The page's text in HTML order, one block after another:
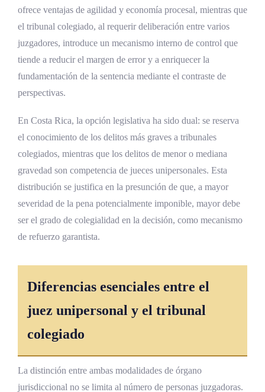
Criterios jurisprudenciales sobre protección
de víctimas y testigos
Impacto en el sistema de justicia penal
costarricense
La descongestión del sistema de justicia
Acceso a la justicia penal
Celeridad procesal y principio de oralidad
Calidad de las decisiones y control
jurisdiccional
Efectos sobre la víctima y el imputado
El papel del Ministerio Público
Análisis comparado de los tribunales
unipersonales en materia penal
derecho continental europeo
Lecciones del derecho comparado
ofrece ventajas de agilidad y economía procesal, mientras que
el tribunal colegiado, al requerir deliberación entre varios
juzgadores, introduce un mecanismo interno de control que
tiende a reducir el margen de error y a enriquecer la
fundamentación de la sentencia mediante el contraste de
perspectivas.
En Costa Rica, la opción legislativa ha sido dual: se reserva
el conocimiento de los delitos más graves a tribunales
colegiados, mientras que los delitos de menor o mediana
gravedad son competencia de jueces unipersonales. Esta
distribución se justifica en la presunción de que, a mayor
severidad de la pena potencialmente imponible, mayor debe
ser el grado de colegialidad en la decisión, como mecanismo
de refuerzo garantista.
Diferencias esenciales entre el
juez unipersonal y el tribunal
colegiado
La distinción entre ambas modalidades de órgano
jurisdiccional no se limita al número de personas juzgadoras.